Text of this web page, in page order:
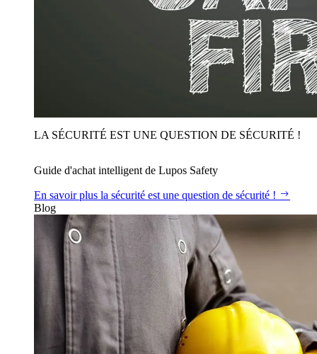
LA SÉCURITÉ EST UNE QUESTION DE SÉCURITÉ !
Guide d'achat intelligent de Lupos Safety
En savoir plus la sécurité est une question de sécurité !
Blog